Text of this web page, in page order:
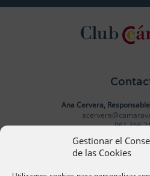
Gestionar el
de las Cookies
Ana Cervera,
961 366